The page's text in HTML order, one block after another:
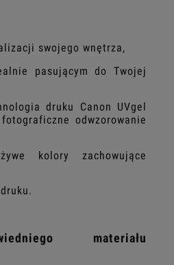
swojego wnętrza,
pasującym do Twojej
druku Canon UVgel
odwzorowanie
kolory zachowujące
materiału